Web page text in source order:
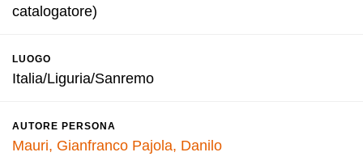
catalogatore)
LUOGO
Italia/Liguria/Sanremo
AUTORE PERSONA
Mauri, Gianfranco Pajola, Danilo